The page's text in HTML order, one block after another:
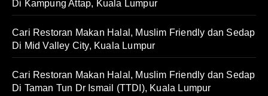
Di Kampung Attap, Kuala Lumpur
Cari Restoran Makan Halal, Muslim Friendly dan Sedap
Di Mid Valley City, Kuala Lumpur
Cari Restoran Makan Halal, Muslim Friendly dan Sedap
Di Taman Tun Dr Ismail (TTDI), Kuala Lumpur